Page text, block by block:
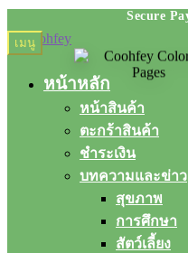
Skip
to
Skip
to
เมนู
หน้าหลัก
หน้าสินค้า
ตะกร้าสินค้า
ชำระเงิน
บทความและข่าว
สุขภาพ
การศึกษา
สัตว์เลี้ยง